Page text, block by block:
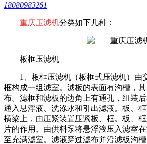
18080983261
重庆压滤机分类如下几种：
板框压滤机
1、板框压滤机（板框式压滤机）由
框构成一组滤室。滤板的表面有沟槽，
布。滤框和滤板的边角上有通孔，组装
通入悬浮液、洗涤水和引出滤液。板、
横梁上，由压紧装置压紧板、框。板、
片的作用。由供料泵将悬浮液压入滤室
至充满滤室。滤液穿过滤布并沿滤板沟槽